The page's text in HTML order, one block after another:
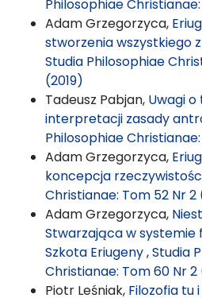
Philosophiae Christianae:
Adam Grzegorzyca,
stworzenia wszystkiego
Studia Philosophiae
(2019)
Tadeusz Pabjan, Uwagi
interpretacji zasady
Philosophiae
Adam Grzegorzyca,
koncepcja
Christianae: Tom 52 Nr 2
Adam Grzegorzyca,
Stwarzająca w systemie
Szkota Eriugeny,Studia
Christianae: Tom 60 Nr
Piotr Leśniak, Filozofia tu